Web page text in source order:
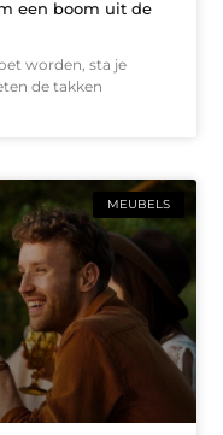
een boom uit de
worden, sta je
de takken
MEUBELS